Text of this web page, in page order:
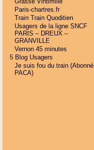
Paris-chartres.fr
Train Train Quoditien
Usagers de la ligne SNCF
PARIS – DREUX –
GRANVILLE
Vernon 45 minutes
5 Blog Usagers
Je suis fou du train (Abonné
PACA)